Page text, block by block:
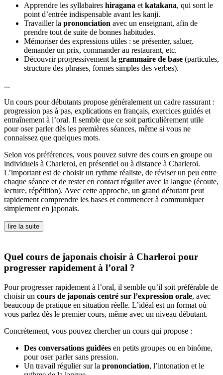
Apprendre les syllabaires hiragana et katakana, qui sont le
point d’entrée indispensable avant les kanji.
Travailler la prononciation avec un enseignant, afin de
prendre tout de suite de bonnes habitudes.
Mémoriser des expressions utiles : se présenter, saluer,
demander un prix, commander au restaurant, etc.
Découvrir progressivement la grammaire de base (particules,
structure des phrases, formes simples des verbes).
...
Un cours pour débutants propose généralement un cadre rassurant :
progression pas à pas, explications en français, exercices guidés et
entraînement à l’oral. Il semble que ce soit particulièrement utile
pour oser parler dès les premières séances, même si vous ne
connaissez que quelques mots.
Selon vos préférences, vous pouvez suivre des cours en groupe ou
individuels à Charleroi, en présentiel ou à distance à Charleroi.
L’important est de choisir un rythme réaliste, de réviser un peu entre
chaque séance et de rester en contact régulier avec la langue (écoute,
lecture, répétition). Avec cette approche, un grand débutant peut
rapidement comprendre les bases et commencer à communiquer
simplement en japonais.
lire la suite
Quel cours de japonais choisir à Charleroi pour
progresser rapidement à l’oral ?
Pour progresser rapidement à l’oral, il semble qu’il soit préférable de
choisir un cours de japonais centré sur l’expression orale, avec
beaucoup de pratique en situation réelle. L’idéal est un format où
vous parlez dès le premier cours, même avec un niveau débutant.
Concrètement, vous pouvez chercher un cours qui propose :
Des conversations guidées en petits groupes ou en binôme,
pour oser parler sans pression.
Un travail régulier sur la prononciation, l’intonation et le